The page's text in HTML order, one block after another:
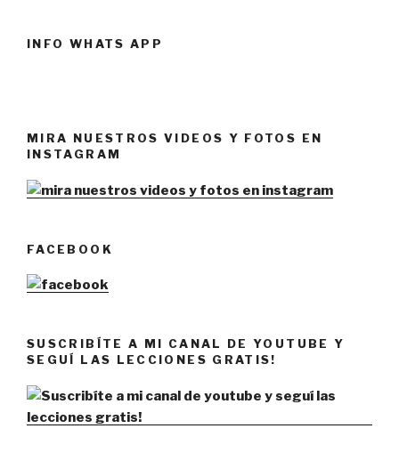
INFO WHATS APP
MIRA NUESTROS VIDEOS Y FOTOS EN
INSTAGRAM
FACEBOOK
SUSCRIBÍTE A MI CANAL DE YOUTUBE Y
SEGUÍ LAS LECCIONES GRATIS!